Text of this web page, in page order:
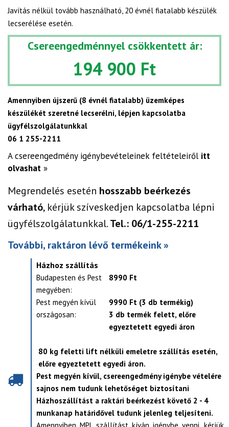
Javítás nélkül tovább használható, 20 évnél fiatalabb készülék
lecserélése esetén.
Csereengedménnyel csökkentett ár:
194 900 Ft
Amennyiben újszerű (8 évnél fiatalabb) üzemképes
készülékét szeretné lecserélni, lépjen kapcsolatba
ügyfélszolgálatunkkal
06 1 255-2211
A csereengedmény igénybevételeinek feltételeiről itt
olvashat »
Megrendelés esetén hosszabb beérkezés
várható, kérjük szíveskedjen kapcsolatba lépni
ügyfélszolgálatunkkal.Tel.: 06/1-255-2211
További, raktáron lévő termékeink »
Házhoz szállítás
Budapesten és Pest
megyében:
8990 Ft
Pest megyén kívül
országosan:
9990 Ft (3 db termékig)
3 db termék felett, előre
egyeztetett egyedi áron
80 kg feletti lift nélküli emeletre szállítás esetén,
előre egyeztetett egyedi áron.
Pest megyén kívül, csereengedmény igénybe vételére
sajnos nem tudunk lehetőséget biztosítani
Házhoszállítást a raktári beérkezést követő 2 - 4
munkanap határidővel tudunk jelenleg teljesíteni.